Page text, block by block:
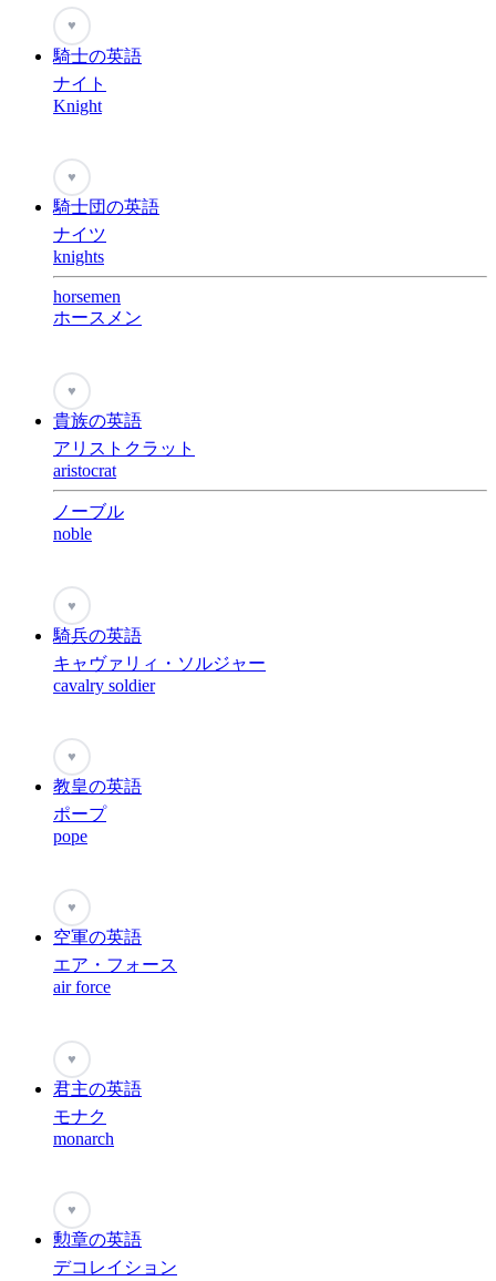
♥
騎士の英語
ナイト
Knight
♥
騎士団の英語
ナイツ
knights
horsemen
ホースメン
♥
貴族の英語
アリストクラット
aristocrat
ノーブル
noble
♥
騎兵の英語
キャヴァリィ・ソルジャー
cavalry soldier
♥
教皇の英語
ポープ
pope
♥
空軍の英語
エア・フォース
air force
♥
君主の英語
モナク
monarch
♥
勲章の英語
デコレイション